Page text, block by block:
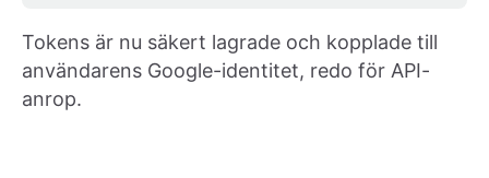
Tokens är nu säkert lagrade och kopplade till
användarens Google-identitet, redo för API-
anrop.